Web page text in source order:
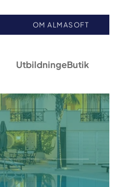
OM ALMASOFT
UtbildningeButik